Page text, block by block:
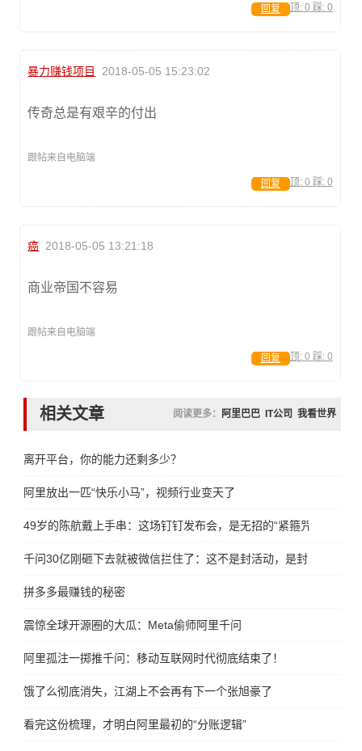
顶: 0 踩: 0
回复
暴力赚钱项目 2018-05-05 15:23:02
传奇总是有艰辛的付出
跟帖来自电脑端
顶: 0 踩: 0
回复
癌 2018-05-05 13:21:18
商业帝国不容易
跟帖来自电脑端
顶: 0 踩: 0
回复
相关文章 阅读更多： 阿里巴巴 IT公司 我看世界
离开平台，你的能力还剩多少？
阿里放出一匹“快乐小马”，视频行业变天了
49岁的陈航戴上手串：这场钉钉发布会，是无招的“紧箍咒”
千问30亿刚砸下去就被微信拦住了：这不是封活动，是封未来
拼多多最赚钱的秘密
震惊全球开源圈的大瓜：Meta偷师阿里千问
阿里孤注一掷推千问：移动互联网时代彻底结束了！
饿了么彻底消失，江湖上不会再有下一个张旭豪了
看完这份梳理，才明白阿里最初的“分账逻辑”